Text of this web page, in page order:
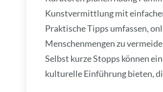
Kunstvermittlung mit
Praktische Tipps umfassen,
Menschenmengen zu
Selbst kurze Stopps können
kulturelle Einführung bieten,